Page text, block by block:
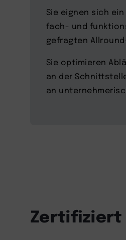
Sie eignen sich
fach- und
gefragten
Sie optimieren
an der
an
Zertifiziert